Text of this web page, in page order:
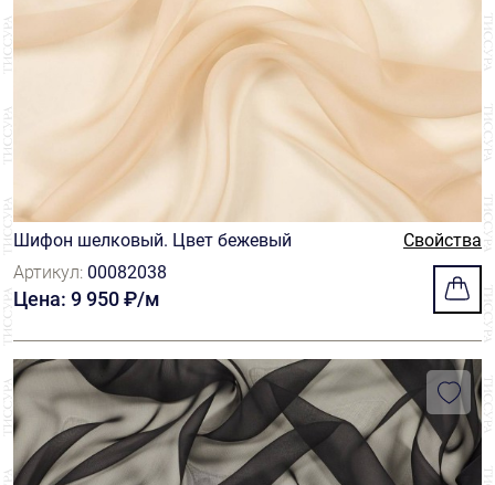
Шифон шелковый. Цвет бежевый
Свойства
Артикул: 00082038
Цена: 9 950 ₽/м